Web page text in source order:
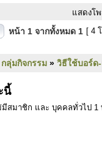
แสดงโ
หน้า 1 จากทั้งหมด 1 [ 4
กลุ่มกิจกรรม » วิธีใช้บอร์ด
นี้
มีสมาชิก และ บุคคลทั่วไป 1